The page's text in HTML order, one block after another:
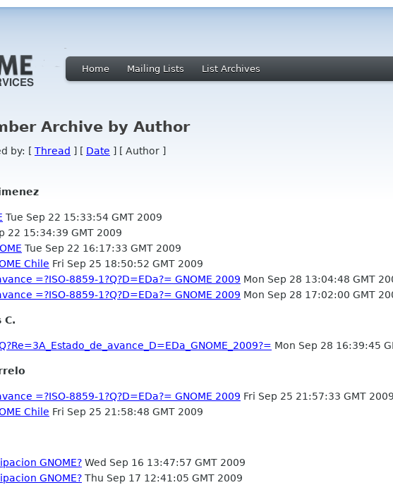
Home Mailing Lists List Archives
Archive by Author
by: [ Thread ] [ Date ] [ Author ]
Tue Sep 22 15:33:54 GMT 2009
22 15:34:39 GMT 2009
Tue Sep 22 16:17:33 GMT 2009
Chile Fri Sep 25 18:50:52 GMT 2009
=?ISO-8859-1?Q?D=EDa?= GNOME 2009 Mon Sep 28 13:04:48 GMT
=?ISO-8859-1?Q?D=EDa?= GNOME 2009 Mon Sep 28 17:02:00 GMT
C.
Mon Sep 28 16:39:45
=?ISO-8859-1?Q?D=EDa?= GNOME 2009 Fri Sep 25 21:57:33 GMT
Chile Fri Sep 25 21:58:48 GMT 2009
GNOME? Wed Sep 16 13:47:57 GMT 2009
GNOME? Thu Sep 17 12:41:05 GMT 2009